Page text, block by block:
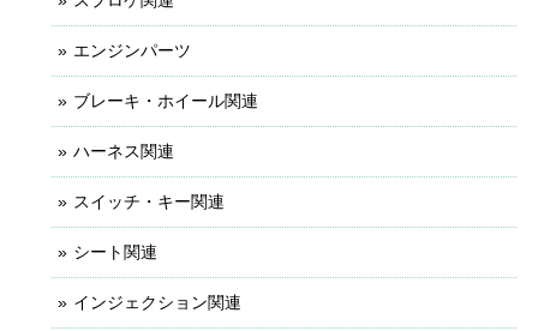
エンジンパーツ
ブレーキ・ホイール関連
ハーネス関連
スイッチ・キー関連
シート関連
インジェクション関連